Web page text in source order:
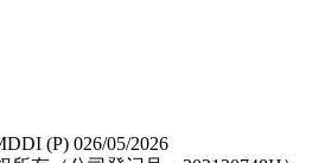
(P) 026/05/2026